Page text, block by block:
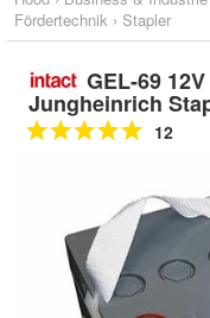
Fördertechnik › Stapler
GEL-69
Jungheinrich
12